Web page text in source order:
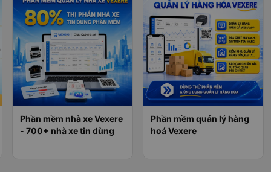
Phần mềm nhà xe Vexere
- 700+ nhà xe tin dùng
Phần mềm quản lý hàng
hoá Vexere